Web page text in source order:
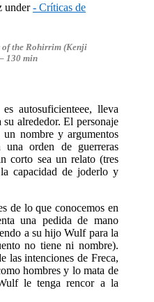
under- Críticas de
of the Rohirrim (Kenji
130 min
autosuficienteee, lleva
alrededor. El personaje
un nombre y argumentos
una orden de guerreras
corto sea un relato (tres
capacidad de joderlo y
de lo que conocemos en
una pedida de mano
a su hijo Wulf para la
no tiene ni nombre).
las intenciones de Freca,
hombres y lo mata de
le tenga rencor a la